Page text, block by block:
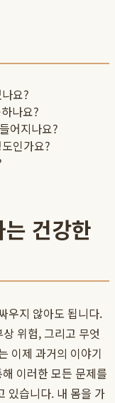
요?
나요?
어지나요?
인가요?
건강한
우지 않아도 됩니다.
위험, 그리고 무엇
이제 과거의 이야기
이러한 모든 문제를
있습니다. 내 몸을 가